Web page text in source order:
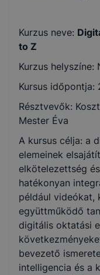
Kurzus neve:
to Z
Kurzus helyszíne:
Kursus időpontja:
Résztvevők:
Mester Éva
A kursus célja: a
elemeinek
elkötelezettség
hatékonyan
például videókat,
együttműködő
digitális oktatási
bevezető
intelligencia és a